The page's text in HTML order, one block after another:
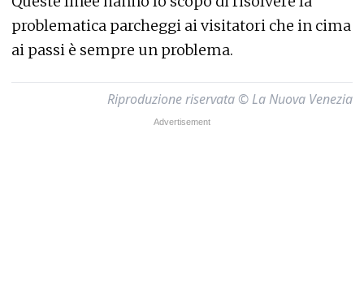
problematica parcheggi ai visitatori che in cima
ai passi è sempre un problema.
Riproduzione riservata © La Nuova Venezia